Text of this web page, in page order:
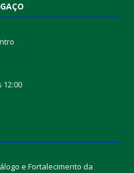
12:00
e Fortalecimento da